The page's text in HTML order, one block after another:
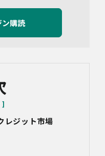
保護法第2条第1項によ
以下同様とします。）
人情報の提供は任意で
正確な把握、今後の
画させていただく場合
レジット市場